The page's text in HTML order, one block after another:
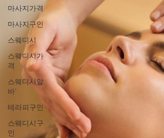
마사지가격
마사지구인
스웨디시
스웨디시가
격
스웨디시알
바'
테라피구인
스웨디시구
인